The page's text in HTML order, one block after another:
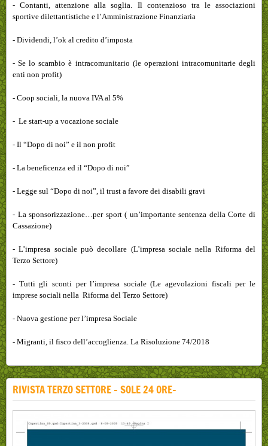
- Contanti, attenzione alla soglia. Il contenzioso tra le associazioni
sportive dilettantistiche e l’Amministrazione Finanziaria
- Dividendi, l’ok al credito d’imposta
- Se lo scambio è intracomunitario (le operazioni intracomunitarie degli
enti non profit)
- Coop sociali, la nuova IVA al 5%
- Le start-up a vocazione sociale
- Il “Dopo di noi” e il non profit
- La beneficenza ed il “Dopo di noi”
- Legge sul “Dopo di noi”, il trust a favore dei disabili gravi
- La sponsorizzazione…per sport ( un’importante sentenza della Corte di
Cassazione)
- L’impresa sociale può decollare (L’impresa sociale nella Riforma del
Terzo Settore)
- Tutti gli sconti per l’impresa sociale (Le agevolazioni fiscali per le
imprese sociali nella Riforma del Terzo Settore)
- Nuova gestione per l’impresa Sociale
- Migranti, il fisco dell’accoglienza. La Risoluzione 74/2018
RIVISTA TERZO SETTORE - SOLE 24 ORE-